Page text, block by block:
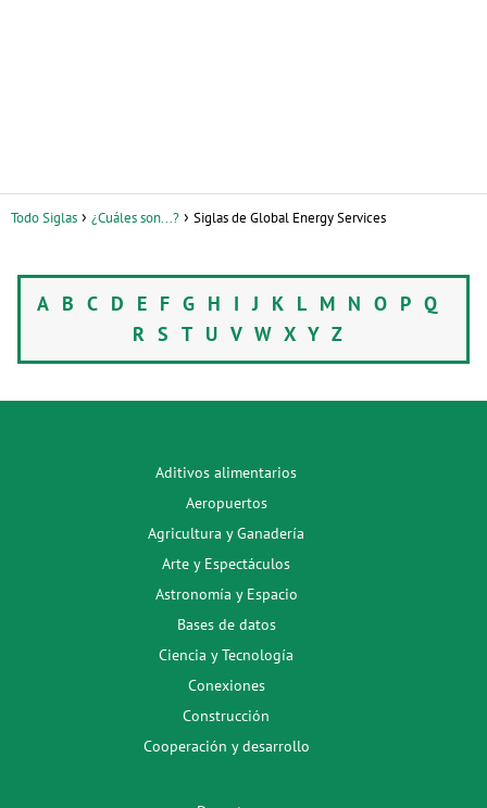
Todo Siglas ¿Cuáles son...? Siglas de Global Energy Services
A B C D E F G H IJ K L M N O P Q
R S T U V W X Y Z
Aditivos alimentarios
Aeropuertos
Agricultura y Ganadería
Arte y Espectáculos
Astronomía y Espacio
Bases de datos
Ciencia y Tecnología
Conexiones
Construcción
Cooperación y desarrollo